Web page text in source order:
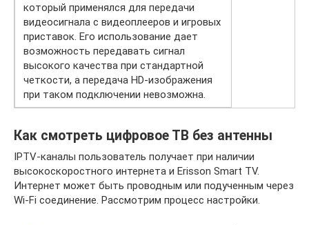
который применялся для передачи
видеосигнала с видеоплееров и игровых
приставок. Его использование дает
возможность передавать сигнал
высокого качества при стандартной
четкости, а передача HD-изображения
при таком подключении невозможна.
Как смотреть цифровое ТВ без антенны
IPTV-каналы пользователь получает при наличии
высокоскоростного интернета и Еrisson Smart TV.
Интернет может быть проводным или подученным через
Wi-Fi соединение. Рассмотрим процесс настройки.